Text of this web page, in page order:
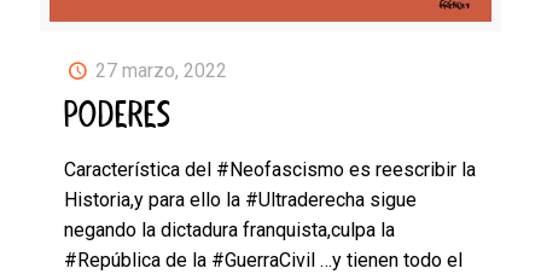
27 marzo, 2022
PODERES
Característica del #Neofascismo es reescribir la
Historia,y para ello la #Ultraderecha sigue
negando la dictadura franquista,culpa la
#República de la #GuerraCivil …y tienen todo el